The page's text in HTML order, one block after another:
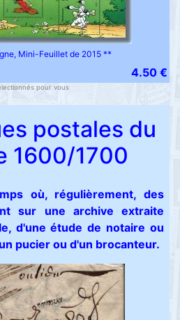
Mini-Feuillet de 2015 **
4.50 €
pour vous
postales du
1600/1700
où, régulièrement, des
sur une archive extraite
d'une étude de notaire ou
pucier ou d'un brocanteur.